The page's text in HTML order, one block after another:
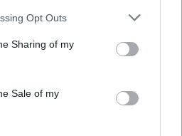
Opt Outs
Sharing of my
Sale of my